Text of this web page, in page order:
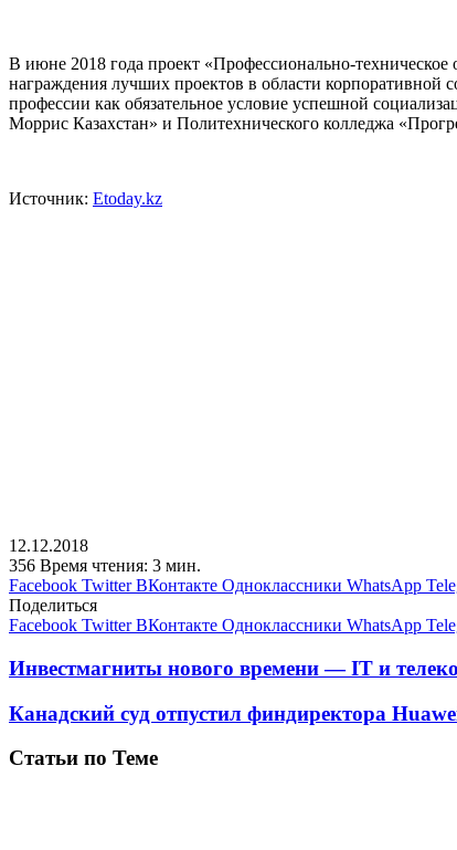
В июне 2018 года проект «Профессионально-
награждения лучших проектов в области корпоративной
профессии как обязательное условие успешной
Моррис Казахстан» и Политехнического колледжа
Источник: Etoday.kz
12.12.2018
356 Время чтения: 3 мин.
Facebook Twitter ВКонтакте Одноклассники WhatsApp
Поделиться
Facebook Twitter ВКонтакте Одноклассники WhatsApp
Инвестмагниты нового времени — IT и
Канадский суд отпустил финдиректора
Статьи по Теме